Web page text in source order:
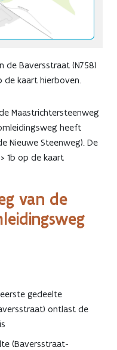
de Baversstraat (N758)
de kaart hierboven.
Maastrichtersteenweg
heeft
Nieuwe Steenweg). De
1b op de kaart
van de
gedeelte
ontlast de
(Baversstraat-